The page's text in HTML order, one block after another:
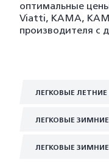
оптимальные
Viatti, KAMA,
производителя с
ЛЕГКОВЫЕ
ЛЕГКОВЫЕ
ЛЕГКОВЫЕ